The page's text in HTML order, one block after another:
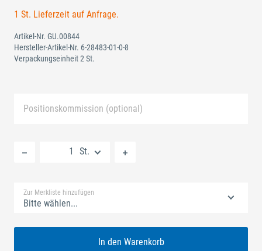
1 St. Lieferzeit auf Anfrage.
Artikel-Nr. GU.00844
Hersteller-Artikel-Nr. 6-28483-01-0-8
Verpackungseinheit 2 St.
Positionskommission (optional)
St.
Zur Merkliste hinzufügen
Bitte wählen...
In den Warenkorb